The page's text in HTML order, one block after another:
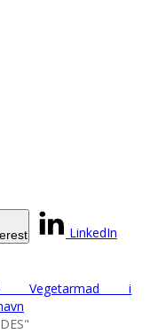
LinkedIn
Vegetarmad i